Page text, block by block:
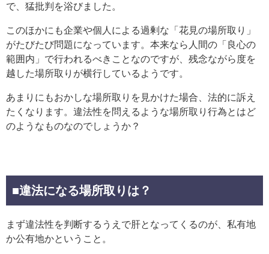
で、猛批判を浴びました。
このほかにも企業や個人による過剰な「花見の場所取り」
がたびたび問題になっています。本来なら人間の「良心の
範囲内」で行われるべきことなのですが、残念ながら度を
越した場所取りが横行しているようです。
あまりにもおかしな場所取りを見かけた場合、法的に訴え
たくなります。違法性を問えるような場所取り行為とはど
のようなものなのでしょうか？
■違法になる場所取りは？
まず違法性を判断するうえで肝となってくるのが、私有地
か公有地かということ。